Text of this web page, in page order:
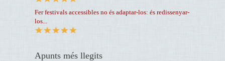
Fer festivals accessibles no és adaptar-los: és redissenyar-
los...
Apunts més llegits